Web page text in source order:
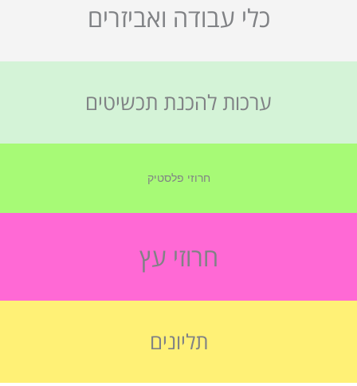
כלי עבודה ואביזרים
ערכות להכנת תכשיטים
חרוזי פלסטיק
חרוזי עץ
תליונים